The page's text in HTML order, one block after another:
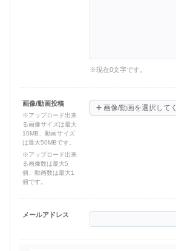
※現在0文字です。
画像/動画投稿
※アップロード出来
る画像サイズは最大
10MB、動画サイズ
は最大50MBです。
※アップロード出来
る画像数は最大5
個、動画数は最大1
個です。
➕ 画像/動画を選択して
メールアドレス